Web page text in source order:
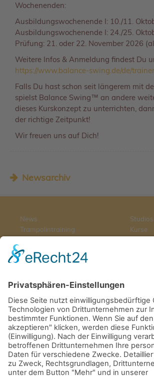
Wochenenden:
Ausbildungswochenende I: 10./11.
Ausbildungswochenende I: 24./25.
Prüfung: 21. oder 22. November 2026
Weitere Infos & Anmeldung findest Du
https://www.balance-swing.de/de/
Falls Du hast schon seit längerem mit
spielst Balance Swing™ an andere
dieses Kurskonzept zu unterrichten,
der richtige Zeitpunkt!
Wir freuen uns auf Dich!
Newsarchiv
News
Trampolintraining
Das Team
Studios
Kurse
Trainerbereich
Trampolinwahl
Abnehmen zuhause
Newsletter
AGB
© 2026 Balance Swing™
Trampolin Fitness